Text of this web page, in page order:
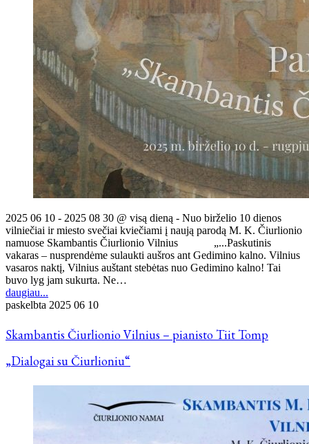
2025 06 10 - 2025 08 30 @ visą dieną - Nuo birželio 10 dienos
vilniečiai ir miesto svečiai kviečiami į naują parodą M. K. Čiurlionio
namuose Skambantis Čiurlionio Vilnius „...Paskutinis
vakaras – nusprendėme sulaukti aušros ant Gedimino kalno. Vilnius
vasaros naktį, Vilnius auštant stebėtas nuo Gedimino kalno! Tai
buvo lyg jam sukurta. Ne…
daugiau...
paskelbta 2025 06 10
Skambantis Čiurlionio Vilnius – pianisto Tiit Tomp
„Dialogai su Čiurlioniu“